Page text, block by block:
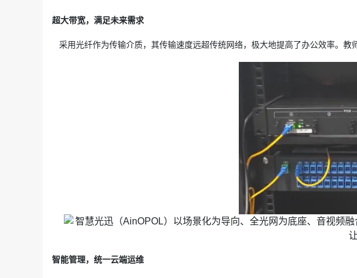
超大带宽，满足未来需求
采用光纤作为传输介质，其传输速度远超传统网络，极大地提高了办公效率。教
智能管理，统一云端运维